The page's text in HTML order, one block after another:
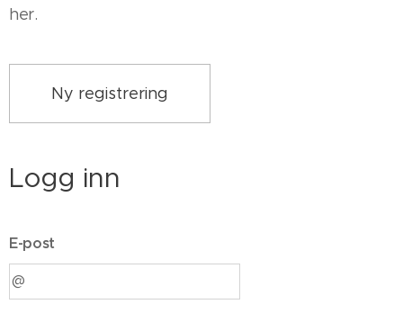
her.
Ny registrering
Logg inn
E-post